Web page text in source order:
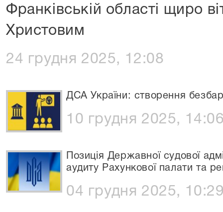
Франківській області щиро
Христовим
24 грудня 2025, 12:08
ДСА України: створення
10 грудня 2025,
Позиція Державної судової
аудиту Рахункової палати та
04 грудня 2025,